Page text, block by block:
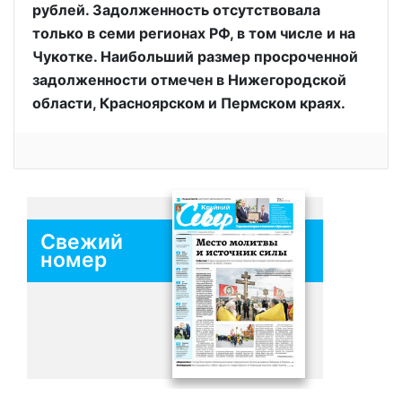
рублей. Задолженность отсутствовала
только в семи регионах РФ, в том числе и на
Чукотке. Наибольший размер просроченной
задолженности отмечен в Нижегородской
области, Красноярском и Пермском краях.
Свежий
номер